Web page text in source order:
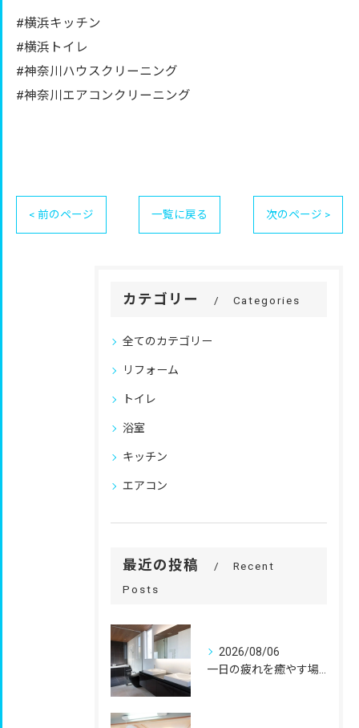
#横浜キッチン
#横浜トイレ
#神奈川ハウスクリーニング
#神奈川エアコンクリーニング
< 前のページ 一覧に戻る 次のページ >
カテゴリー Categories
全てのカテゴリー
リフォーム
トイレ
浴室
キッチン
エアコン
最近の投稿
Recent
Posts
2026/08/06
一日の疲れを癒やす場所だからこそ、